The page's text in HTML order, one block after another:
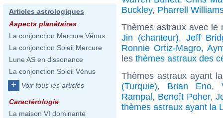
Articles astrologiques
Aspects planétaires
La conjonction Mercure Vénus
La conjonction Soleil Mercure
Lune AS en dissonance
La conjonction Soleil Vénus
+ Voir tous les articles
Caractérologie
La maison VI dominante
Buckley, Pharrell
Thèmes astraux avec
Jin (chanteur),Jeff
Ronnie Ortiz-Magro,
les thèmes astraux des
Thèmes astraux ayant
(Turquie), Brian Eno,
Rampal, Benoît Poher,
thèmes astraux ayant la